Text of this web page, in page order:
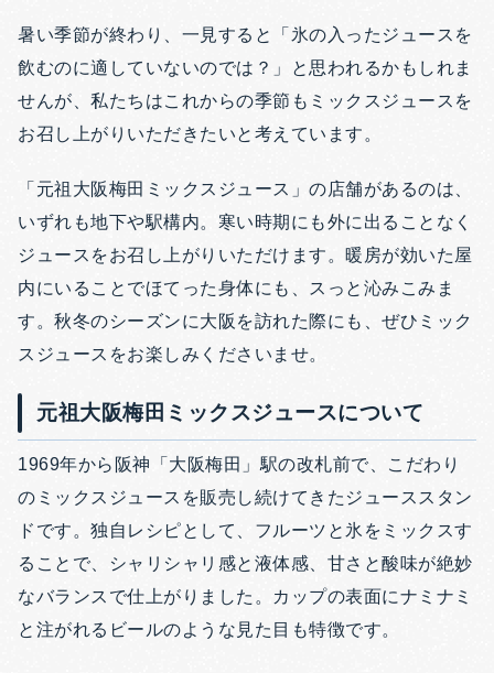
暑い季節が終わり、一見すると「氷の入ったジュースを
飲むのに適していないのでは？」と思われるかもしれま
せんが、私たちはこれからの季節もミックスジュースを
お召し上がりいただきたいと考えています。
「元祖大阪梅田ミックスジュース」の店舗があるのは、
いずれも地下や駅構内。寒い時期にも外に出ることなく
ジュースをお召し上がりいただけます。暖房が効いた屋
内にいることでほてった身体にも、スっと沁みこみま
す。秋冬のシーズンに大阪を訪れた際にも、ぜひミック
スジュースをお楽しみくださいませ。
元祖大阪梅田ミックスジュースについて
1969年から阪神「大阪梅田」駅の改札前で、こだわり
のミックスジュースを販売し続けてきたジューススタン
ドです。独自レシピとして、フルーツと氷をミックスす
ることで、シャリシャリ感と液体感、甘さと酸味が絶妙
なバランスで仕上がりました。カップの表面にナミナミ
と注がれるビールのような見た目も特徴です。